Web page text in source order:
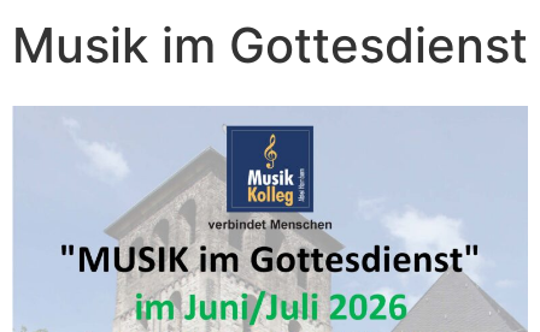
Musik im Gottesdienst